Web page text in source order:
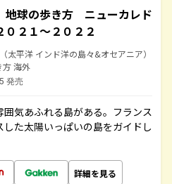
球の歩き方 ニューカレド
２１～２０２２
太平洋 インド洋の島々&オセアニア）
方 海外
発売
気あふれる島がある。フランス
た太陽いっぱいの島をガイドし
詳細を見る